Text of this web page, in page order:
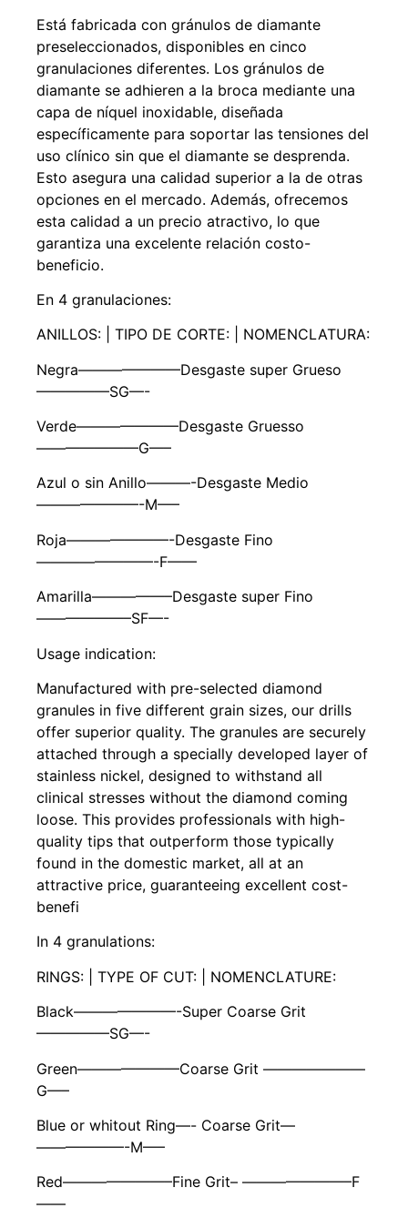
Está fabricada con gránulos de diamante
preseleccionados, disponibles en cinco
granulaciones diferentes. Los gránulos de
diamante se adhieren a la broca mediante una
capa de níquel inoxidable, diseñada
específicamente para soportar las tensiones del
uso clínico sin que el diamante se desprenda.
Esto asegura una calidad superior a la de otras
opciones en el mercado. Además, ofrecemos
esta calidad a un precio atractivo, lo que
garantiza una excelente relación costo-
beneficio.
En 4 granulaciones:
ANILLOS: | TIPO DE CORTE: | NOMENCLATURA:
Negra———————Desgaste super Grueso
—————SG—-
Verde———————Desgaste Gruesso
———————G—–
Azul o sin Anillo———-Desgaste Medio
———————-M—–
Roja———————-Desgaste Fino
————————-F——
Amarilla—————–Desgaste super Fino
——————–SF—-
Usage indication:
Manufactured with pre-selected diamond
granules in five different grain sizes, our drills
offer superior quality. The granules are securely
attached through a specially developed layer of
stainless nickel, designed to withstand all
clinical stresses without the diamond coming
loose. This provides professionals with high-
quality tips that outperform those typically
found in the domestic market, all at an
attractive price, guaranteeing excellent cost-
benefi
In 4 granulations:
RINGS: | TYPE OF CUT: | NOMENCLATURE:
Black———————-Super Coarse Grit
—————SG—-
Green———————Coarse Grit ———————
G—–
Blue or whitout Ring—- Coarse Grit—
——————-M—–
Red———————–Fine Grit– ———————–F
——